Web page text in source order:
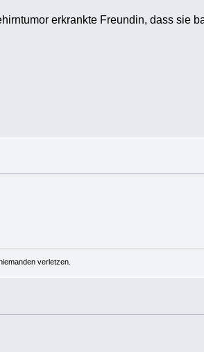
erkrankte Freundin, dass sie
verletzen.